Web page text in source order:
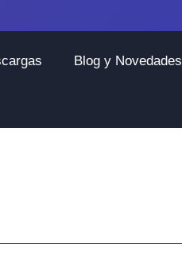
Blog y Novedades